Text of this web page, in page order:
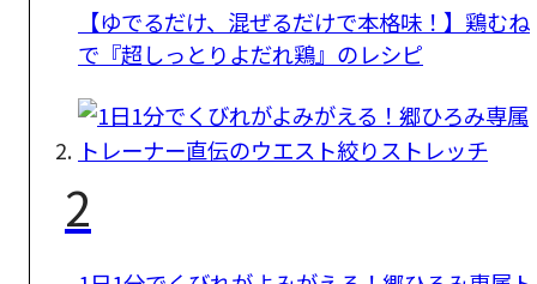
【ゆでるだけ、混ぜるだけで本格味！】鶏むね
で『超しっとりよだれ鶏』のレシピ
2